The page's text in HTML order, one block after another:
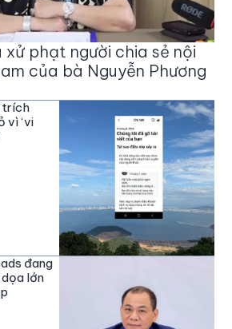
xử phạt người chia sẻ nội
của bà Nguyễn Phương
trích
vì ‘vi
đang
lớn